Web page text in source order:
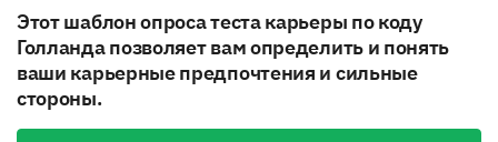
Этот шаблон опроса теста карьеры по коду
Голланда позволяет вам определить и понять
ваши карьерные предпочтения и сильные
стороны.